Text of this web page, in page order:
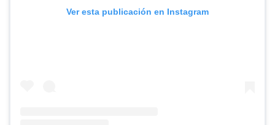
Ver esta publicación en Instagram